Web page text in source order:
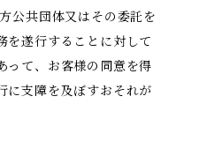
公共団体又はその委託を
を遂行することに対して
って、お客様の同意を得
に支障を及ぼすおそれが